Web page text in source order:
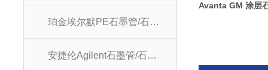
珀金埃尔默PE石墨管/石墨锥
安捷伦Agilent石墨管/石墨锥
Avanta GM 涂层